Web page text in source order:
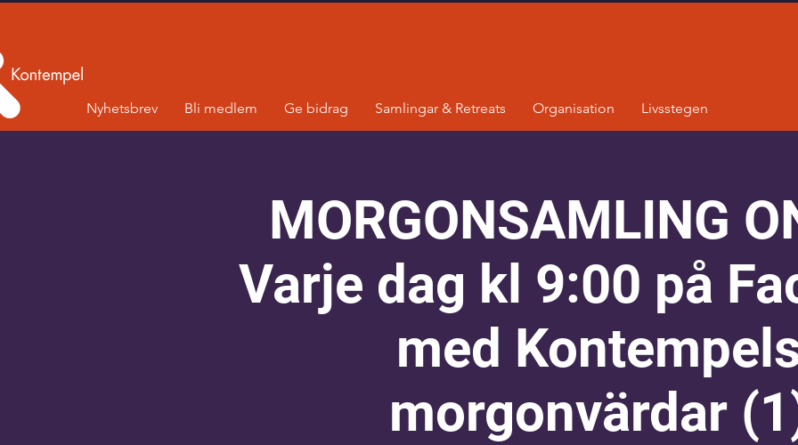
Nyhetsbrev Bli medlem Ge bidrag Samlingar & Retreats Organisation Livsstegen
MORGONSAMLING
Varje dag kl 9:00 på
med
morgonvärdar